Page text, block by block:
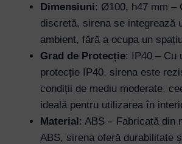
Dimensiuni: Ø100, h47 mm –
discretă, sirena se integrează
ambient, fără a ocupa un
Grad de Protecție: IP40 – Cu
protecție IP40, sirena este
condiții de mediu moderate,
ideală pentru utilizarea în
Material: ABS – Fabricată din
ABS, sirena oferă durabilitate